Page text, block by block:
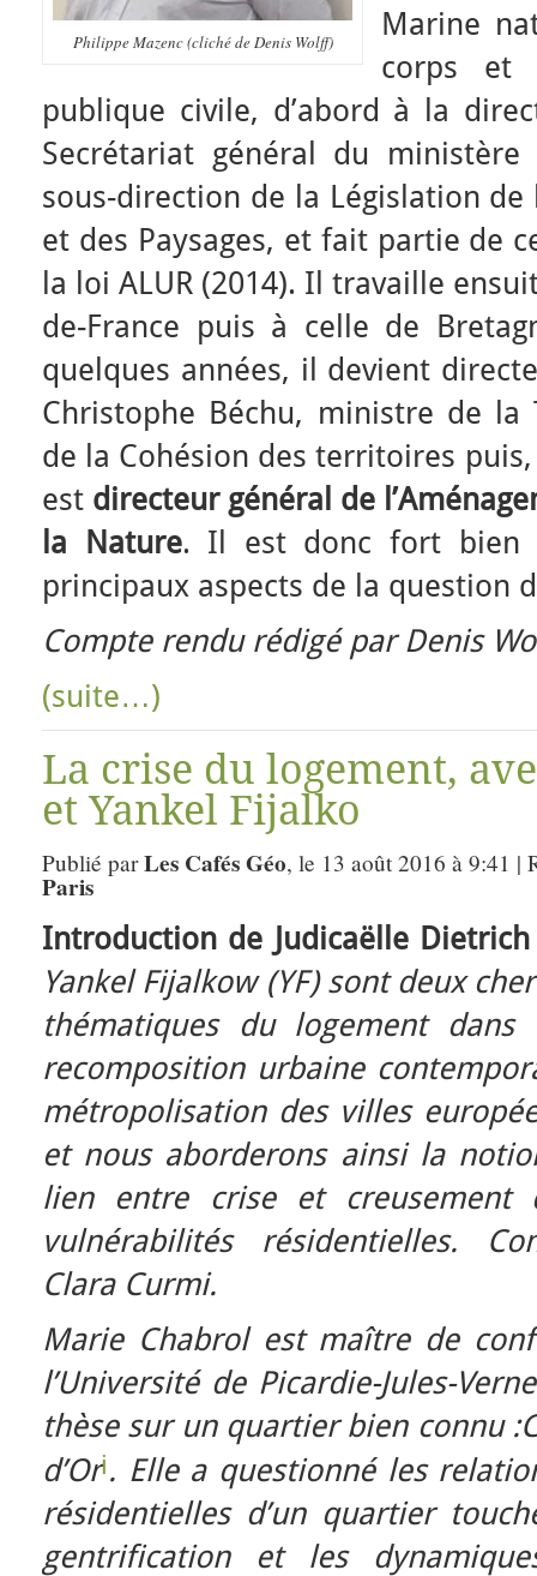
Philippe Mazenc (cliché de Denis Wolff)
Marine
corps et
publique civile, d’abord à la
Secrétariat général du
sous-direction de la Législation de
et des Paysages, et fait partie de
la loi ALUR (2014). Il travaille
de-France puis à celle de
quelques années, il devient
Christophe Béchu, ministre de la
de la Cohésion des territoires
est directeur général de
la Nature. Il est donc fort bien
principaux aspects de la question
Compte rendu rédigé par Denis
(suite…)
La crise du logement,
et Yankel Fijalko
Publié parLes Cafés Géo, le 13 août 2016 à 9:41 |
Paris
Introduction de Judicaëlle
Yankel Fijalkow (YF) sont deux
thématiques du logement dans
recomposition urbaine
métropolisation des villes
et nous aborderons ainsi la
lien entre crise et creusement
vulnérabilités résidentielles.
Clara Curmi.
Marie Chabrol est maître de
l’Université de Picardie-Jules-
thèse sur un quartier bien connu
d’Ori. Elle a questionné les
résidentielles d’un quartier
gentrification et les